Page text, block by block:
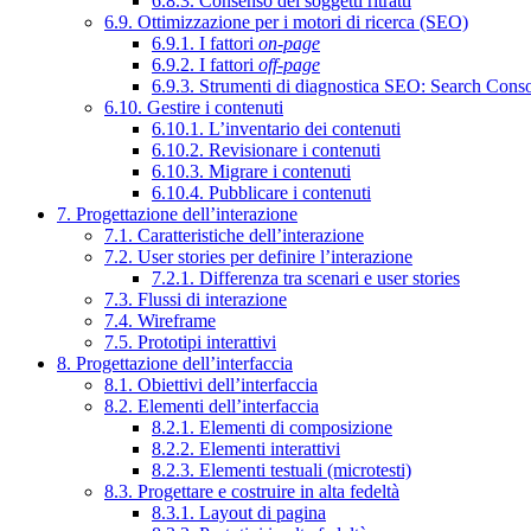
6.9. Ottimizzazione per i motori di ricerca (SEO)
6.9.1. I fattori on-page
6.9.2. I fattori off-page
6.9.3. Strumenti di diagnostica SEO: Search
6.10. Gestire i contenuti
6.10.1. L’inventario dei contenuti
6.10.2. Revisionare i contenuti
6.10.3. Migrare i contenuti
6.10.4. Pubblicare i contenuti
7. Progettazione dell’interazione
7.1. Caratteristiche dell’interazione
7.2. User stories per definire l’interazione
7.2.1. Differenza tra scenari e user stories
7.3. Flussi di interazione
7.4. Wireframe
7.5. Prototipi interattivi
8. Progettazione dell’interfaccia
8.1. Obiettivi dell’interfaccia
8.2. Elementi dell’interfaccia
8.2.1. Elementi di composizione
8.2.2. Elementi interattivi
8.2.3. Elementi testuali (microtesti)
8.3. Progettare e costruire in alta fedeltà
8.3.1. Layout di pagina